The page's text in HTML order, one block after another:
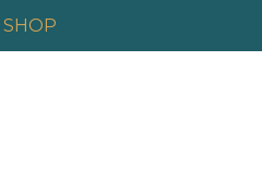
SHOP